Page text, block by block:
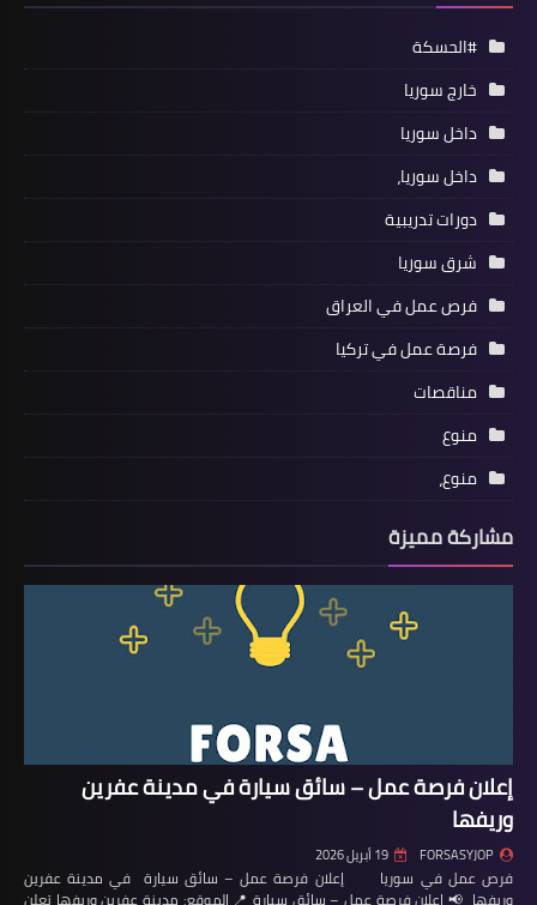
#الحسكة
خارج سوريا
داخل سوريا
داخل سوريا،
دورات تدريبية
شرق سوريا
فرص عمل في العراق
فرصة عمل في تركيا
مناقصات
منوع
منوع،
مشاركة مميزة
إعلان فرصة عمل – سائق سيارة في مدينة عفرين
وريفها
FORSASYJOP 19 أبريل 2026
فرص عمل في سوريا إعلان فرصة عمل – سائق سيارة في مدينة عفرين